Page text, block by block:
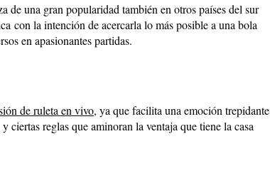
de una gran popularidad también en otros países del sur
con la intención de acercarla lo más posible a una bola
en apasionantes partidas.
de ruleta en vivo, ya que facilita una emoción trepidante
reglas que aminoran la ventaja que tiene la casa